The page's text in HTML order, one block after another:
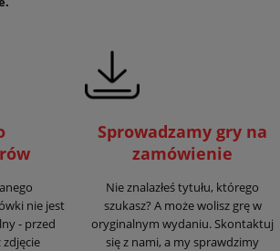
nie jest
- przed
zdjęcie
Sprowadzamy gry na
zamówienie
Nie znalazłeś tytułu, którego
szukasz? A może wolisz grę w
oryginalnym wydaniu. Skontaktuj
się z nami, a my sprawdzimy